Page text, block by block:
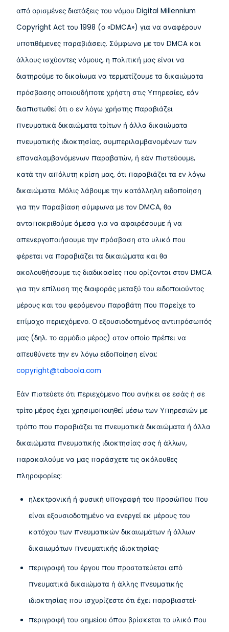
από ορισμένες διατάξεις του νόμου Digital Millennium
Copyright Act του 1998 (ο «DMCA») για να αναφέρουν
υποτιθέμενες παραβιάσεις. Σύμφωνα με τον DMCA και
άλλους ισχύοντες νόμους, η πολιτική μας είναι να
διατηρούμε το δικαίωμα να τερματίζουμε τα δικαιώματα
πρόσβασης οποιουδήποτε χρήστη στις Υπηρεσίες, εάν
διαπιστωθεί ότι ο εν λόγω χρήστης παραβιάζει
πνευματικά δικαιώματα τρίτων ή άλλα δικαιώματα
πνευματικής ιδιοκτησίας, συμπεριλαμβανομένων των
επαναλαμβανόμενων παραβατών, ή εάν πιστεύουμε,
κατά την απόλυτη κρίση μας, ότι παραβιάζει τα εν λόγω
δικαιώματα. Μόλις λάβουμε την κατάλληλη ειδοποίηση
για την παραβίαση σύμφωνα με τον DMCA, θα
ανταποκριθούμε άμεσα για να αφαιρέσουμε ή να
απενεργοποιήσουμε την πρόσβαση στο υλικό που
φέρεται να παραβιάζει τα δικαιώματα και θα
ακολουθήσουμε τις διαδικασίες που ορίζονται στον DMCA
για την επίλυση της διαφοράς μεταξύ του ειδοποιούντος
μέρους και του φερόμενου παραβάτη που παρείχε το
επίμαχο περιεχόμενο. Ο εξουσιοδοτημένος αντιπρόσωπός
μας (δηλ. το αρμόδιο μέρος) στον οποίο πρέπει να
απευθύνετε την εν λόγω ειδοποίηση είναι:
copyright@taboola.com
Εάν πιστεύετε ότι περιεχόμενο που ανήκει σε εσάς ή σε
τρίτο μέρος έχει χρησιμοποιηθεί μέσω των Υπηρεσιών με
τρόπο που παραβιάζει τα πνευματικά δικαιώματα ή άλλα
δικαιώματα πνευματικής ιδιοκτησίας σας ή άλλων,
παρακαλούμε να μας παράσχετε τις ακόλουθες
πληροφορίες:
ηλεκτρονική ή φυσική υπογραφή του προσώπου που
είναι εξουσιοδοτημένο να ενεργεί εκ μέρους του
κατόχου των πνευματικών δικαιωμάτων ή άλλων
δικαιωμάτων πνευματικής ιδιοκτησίας·
περιγραφή του έργου που προστατεύεται από
πνευματικά δικαιώματα ή άλλης πνευματικής
ιδιοκτησίας που ισχυρίζεστε ότι έχει παραβιαστεί·
περιγραφή του σημείου όπου βρίσκεται το υλικό που